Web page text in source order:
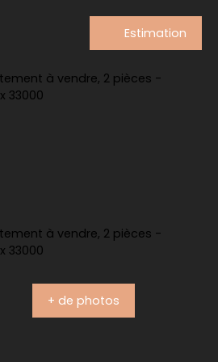
Estimation
+ de photos